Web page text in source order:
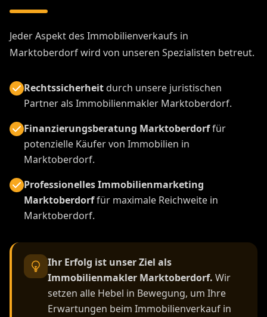
Jeder Aspekt des Immobilienverkaufs in
Marktoberdorf wird von unseren Spezialisten betreut.
Rechtssicherheitdurch unsere juristischen
Partner als Immobilienmakler Marktoberdorf.
Finanzierungsberatung Marktoberdorffür
potenzielle Käufer von Immobilien in
Marktoberdorf.
Professionelles Immobilienmarketing
Marktoberdorffür maximale Reichweite in
Marktoberdorf.
Ihr Erfolg ist unser Ziel als
Immobilienmakler Marktoberdorf. Wir
setzen alle Hebel in Bewegung, um Ihre
Erwartungen beim Immobilienverkauf in